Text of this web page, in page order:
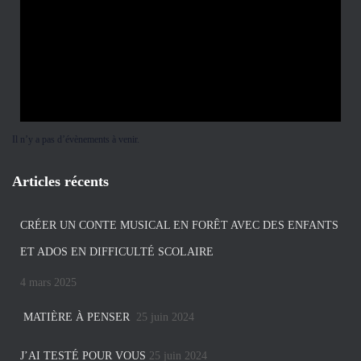
Il n’y a pas d’évènements à venir.
Articles récents
CRÉER UN CONTE MUSICAL EN FORÊT AVEC DES ENFANTS
ET ADOS EN DIFFICULTÉ SCOLAIRE
4 mars 2025
MATIÈRE À PENSER 25 juin 2024
J’AI TESTÉ POUR VOUS 25 juin 2024